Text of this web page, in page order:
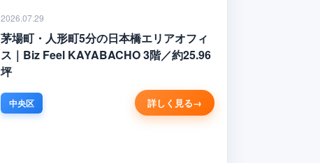
2026.07.29
茅場町・人形町5分の日本橋エリアオフィ
ス｜Biz Feel KAYABACHO 3階／約25.96
坪
中央区 詳しく見る